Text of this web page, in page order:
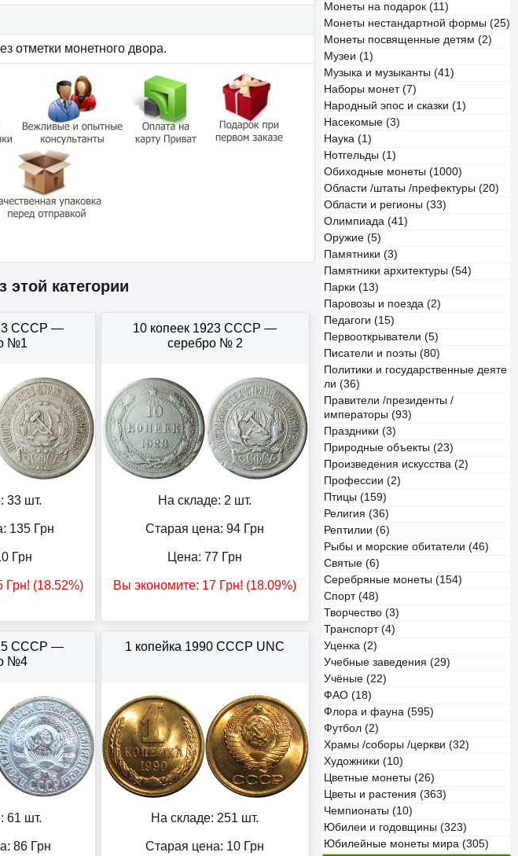
Монеты на подарок (11)
Монеты нестандартной формы (25)
Монеты посвященные детям (2)
Музеи (1)
Музыка и музыканты (41)
Наборы монет (7)
Народный эпос и сказки (1)
Насекомые (3)
Наука (1)
Нотгельды (1)
Обиходные монеты (1000)
Области /штаты /префектуры (20)
Области и регионы (33)
Олимпиада (41)
Оружие (5)
Памятники (3)
Памятники архитектуры (54)
Парки (13)
Паровозы и поезда (2)
Педагоги (15)
Первооткрыватели (5)
Писатели и поэты (80)
Политики и государственные деяте
ли (36)
Правители /президенты /
императоры (93)
Праздники (3)
Природные объекты (23)
Произведения искусства (2)
Профессии (2)
Птицы (159)
Религия (36)
Рептилии (6)
Рыбы и морские обитатели (46)
Святые (6)
Серебряные монеты (154)
Спорт (48)
Творчество (3)
Транспорт (4)
Уценка (2)
Учебные заведения (29)
Учёные (22)
ФАО (18)
Флора и фауна (595)
Футбол (2)
Храмы /соборы /церкви (32)
Художники (10)
Цветные монеты (26)
Цветы и растения (363)
Чемпионаты (10)
Юбилеи и годовщины (323)
Юбилейные монеты мира (305)
отметки монетного двора.
категории
СССР —
№1
33 шт.
135 Грн
Грн
Грн! (18.52%)
10 копеек 1923 СССР —
серебро № 2
На складе: 2 шт.
Старая цена: 94 Грн
Цена:77 Грн
Вы экономите: 17 Грн! (18.09%)
СССР —
№4
61 шт.
86Грн
1 копейка 1990 СССР UNC
На складе: 251 шт.
Старая цена: 10 Грн